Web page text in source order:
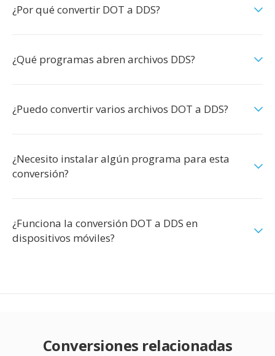
¿Por qué convertir DOT a DDS?
¿Qué programas abren archivos DDS?
¿Puedo convertir varios archivos DOT a DDS?
¿Necesito instalar algún programa para esta
conversión?
¿Funciona la conversión DOT a DDS en
dispositivos móviles?
Conversiones relacionadas